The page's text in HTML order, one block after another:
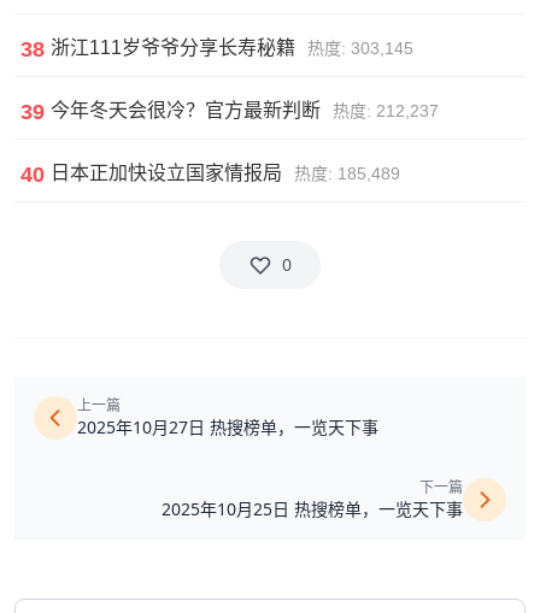
38 浙江111岁爷爷分享长寿秘籍 热度: 303,145
39 今年冬天会很冷？官方最新判断 热度: 212,237
40 日本正加快设立国家情报局 热度: 185,489
0
上一篇
2025年10月27日 热搜榜单，一览天下事
下一篇
2025年10月25日 热搜榜单，一览天下事